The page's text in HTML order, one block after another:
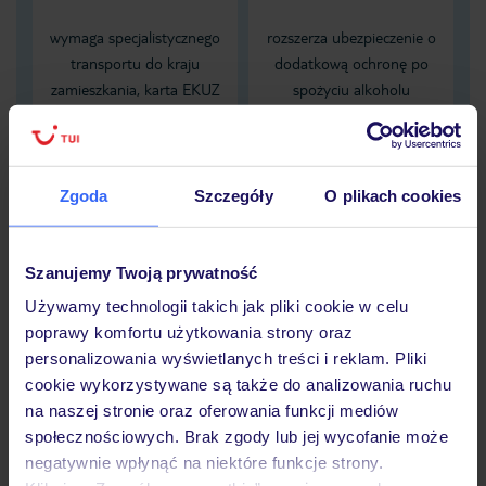
Zgoda Szczegóły O plikach cookies
Szanujemy Twoją prywatność
Używamy technologii takich jak pliki cookie w celu
poprawy komfortu użytkowania strony oraz
personalizowania wyświetlanych treści i reklam. Pliki
cookie wykorzystywane są także do analizowania ruchu
na naszej stronie oraz oferowania funkcji mediów
społecznościowych. Brak zgody lub jej wycofanie może
negatywnie wpłynąć na niektóre funkcje strony.
wymaga specjalistycznego
transportu do kraju
zamieszkania, karta EKUZ
rozszerza ubezpieczenie o
dodatkową ochronę po
spożyciu alkoholu
zaistniałych pod wpływem
alkoholu
Sprawdź szczegóły
wariantów ochrony »
Dlaczego warto wybrać TUI?